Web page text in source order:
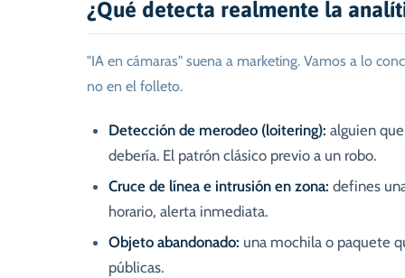
¿Qué detecta realmente la
"IA en cámaras" suena a marketing. Vamos a lo
no en el folleto.
Detección de merodeo (loitering): alguien
debería. El patrón clásico previo a un robo.
Cruce de línea e intrusión en zona: defines
horario, alerta inmediata.
Objeto abandonado: una mochila o paquete
públicas.